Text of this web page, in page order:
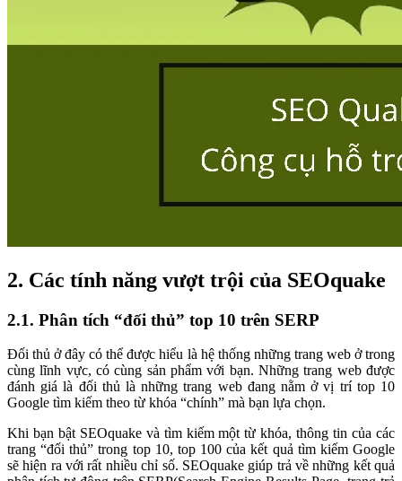
2. Các tính năng vượt trội của SEOquake
2.1. Phân tích “đối thủ” top 10 trên SERP
Đối thủ ở đây có thể được hiểu là hệ thống những trang web ở trong
cùng lĩnh vực, có cùng sản phẩm với bạn. Những trang web được
đánh giá là đối thủ là những trang web đang nằm ở vị trí top 10
Google tìm kiếm theo từ khóa “chính” mà bạn lựa chọn.
Khi bạn bật SEOquake và tìm kiếm một từ khóa, thông tin của các
trang “đối thủ” trong top 10, top 100 của kết quả tìm kiếm Google
sẽ hiện ra với rất nhiều chỉ số. SEOquake giúp trả về những kết quả